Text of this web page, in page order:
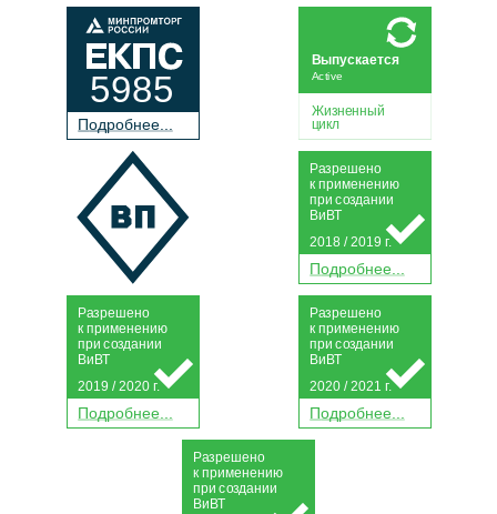
Подробнее...
5985
Жизненный
цикл
Active
Выпускается
Подробнее...
Разрешено
к применению
присоздании
Ви ВТ
2018 / 2019 г.
Подробнее...
Разрешено
к применению
присоздании
Ви ВТ
2019 / 2020 г.
Подробнее...
Разрешено
к применению
присоздании
Ви ВТ
2020 / 2021 г.
Разрешено
к применению
присоздании
Ви ВТ